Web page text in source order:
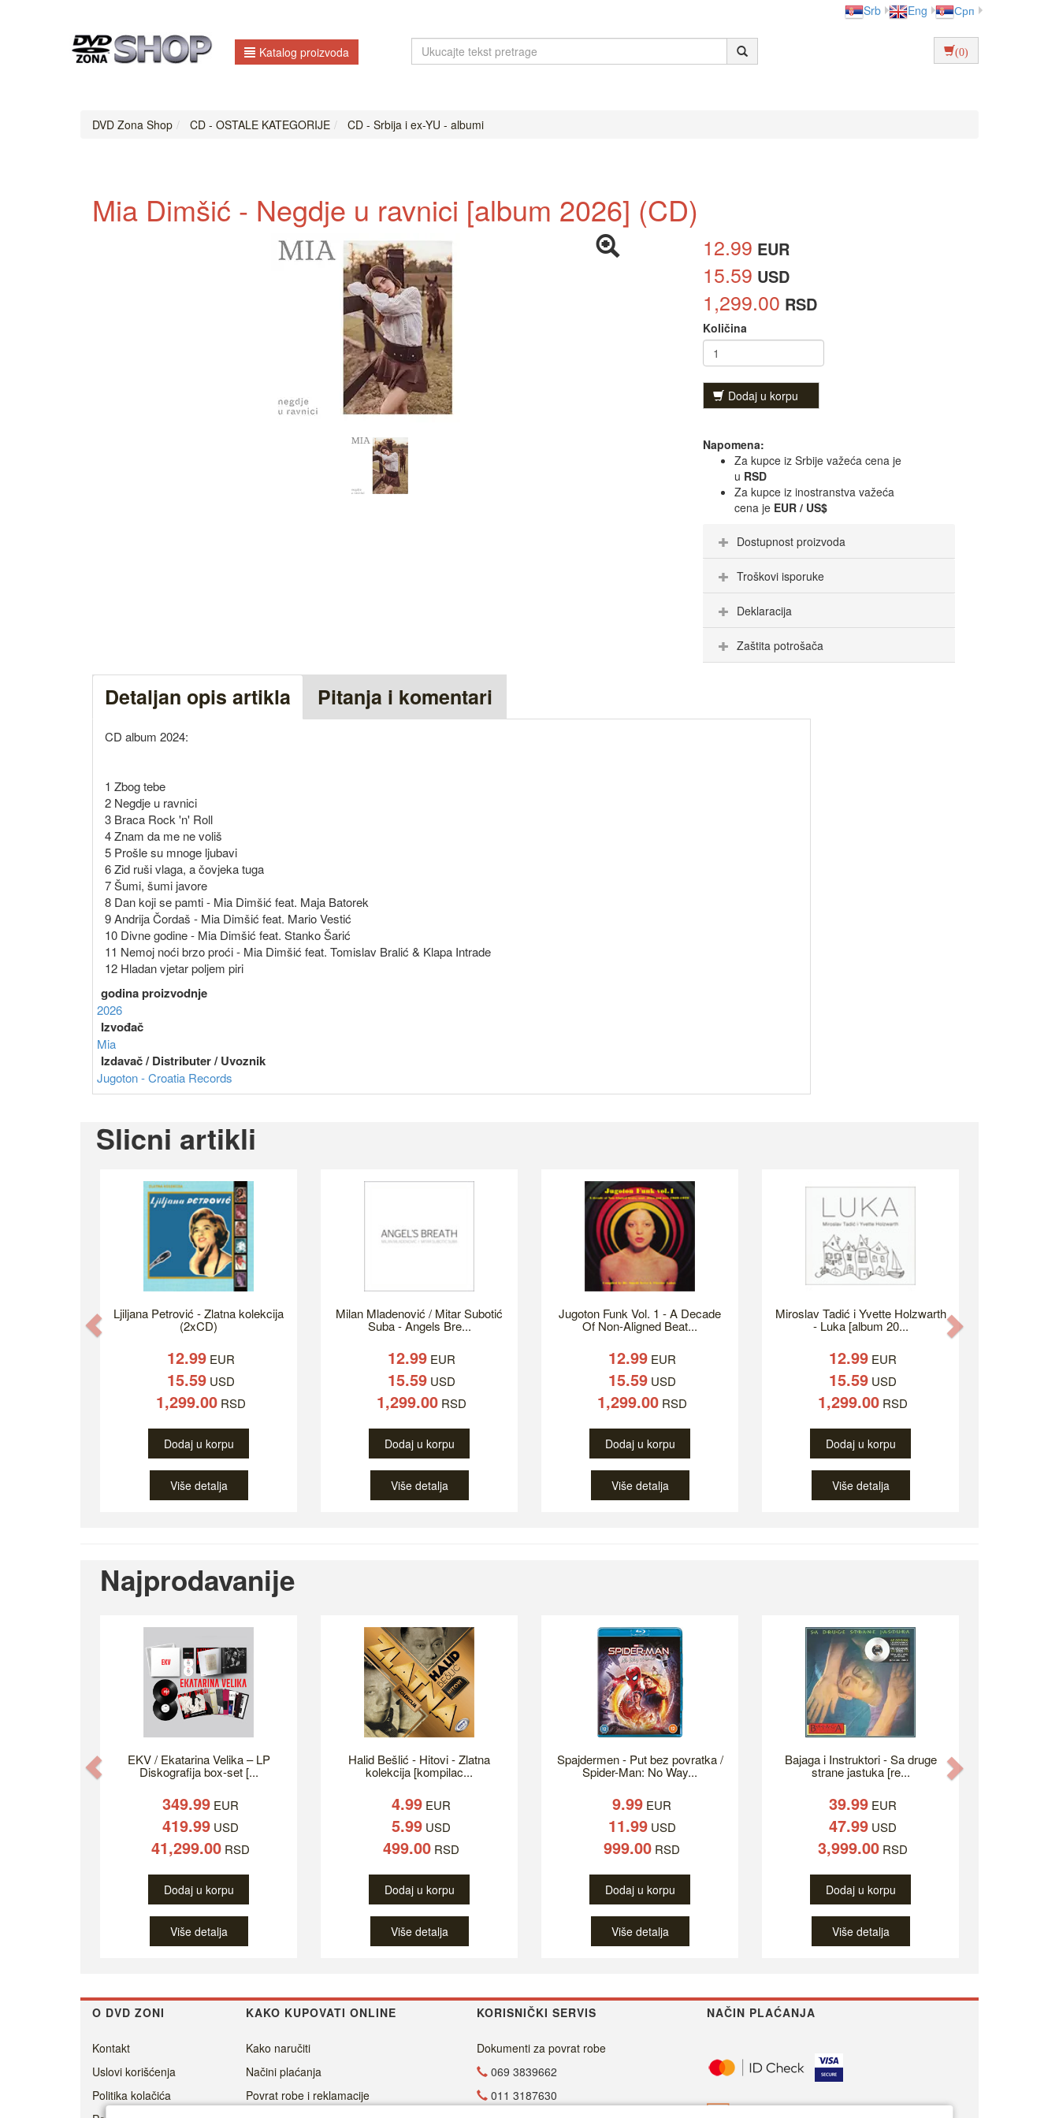
Srb Eng Срп
Katalog proizvoda (0)
DVD Zona Shop CD - OSTALE KATEGORIJE CD - Srbija i ex-YU - albumi
Mia Dimšić - Negdje u ravnici [album 2026] (CD)
12.99 EUR
15.59 USD
1,299.00 RSD
Količina
Dodaj u korpu
Napomena:
Za kupce iz Srbije važeća cena je
u RSD
Za kupce iz inostranstva važeća
cena je EUR / US$
Dostupnost proizvoda
Troškovi isporuke
Deklaracija
Zaštita potrošača
Detaljan opis artikla Pitanja i komentari
CD album 2024:
1 Zbog tebe
2 Negdje u ravnici
3 Braca Rock 'n' Roll
4 Znam da me ne voliš
5 Prošle su mnoge ljubavi
6 Zid ruši vlaga, a čovjeka tuga
7 Šumi, šumi javore
8 Dan koji se pamti - Mia Dimšić feat. Maja Batorek
9 Andrija Čordaš - Mia Dimšić feat. Mario Vestić
10 Divne godine - Mia Dimšić feat. Stanko Šarić
11 Nemoj noći brzo proći - Mia Dimšić feat. Tomislav Bralić & Klapa Intrade
12 Hladan vjetar poljem piri
godina proizvodnje
2026
Izvođač
Mia
Izdavač / Distributer / Uvoznik
Jugoton - Croatia Records
Slicni artikli
Ljiljana Petrović - Zlatna kolekcija
(2xCD)
12.99EUR
15.59USD
1,299.00RSD
Dodaj u korpu
Više detalja
Milan Mladenović / Mitar Subotić
Suba - Angels Bre...
12.99EUR
15.59USD
1,299.00RSD
Dodaj u korpu
Više detalja
Jugoton Funk Vol. 1 - A Decade
Of Non-Aligned Beat...
12.99EUR
15.59USD
1,299.00RSD
Dodaj u korpu
Više detalja
Miroslav Tadić i Yvette Holzwarth
- Luka [album 20...
12.99EUR
15.59USD
1,299.00RSD
Dodaj u korpu
Više detalja
Previous
Najprodavanije
EKV / Ekatarina Velika – LP
Diskografija box-set [...
349.99 EUR
419.99 USD
41,299.00 RSD
Dodaj u korpu
Više detalja
Halid Bešlić - Hitovi - Zlatna
kolekcija [kompilac...
4.99 EUR
5.99 USD
499.00 RSD
Dodaj u korpu
Više detalja
Spajdermen - Put bez povratka /
Spider-Man: No Way...
9.99 EUR
11.99USD
999.00 RSD
Dodaj u korpu
Više detalja
Bajaga i Instruktori - Sa druge
strane jastuka [re...
39.99EUR
47.99USD
3,999.00RSD
Dodaj u korpu
Više detalja
Previous
O DVD ZONI KAKO KUPOVATI ONLINE KORISNIČKI SERVIS NAČIN PLAĆANJA
Kontakt
Uslovi korišćenja
Politika kolačića
Kako naručiti
Načini plaćanja
Povrat robe i reklamacije
Dokumenti za povrat robe
069 3839662
011 3187630